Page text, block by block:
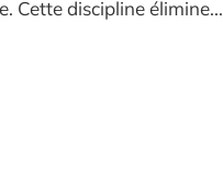
Cette discipline élimine...